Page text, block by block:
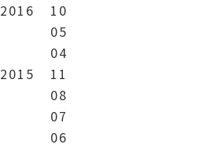
2016
10
05
04
2015
11
08
07
06